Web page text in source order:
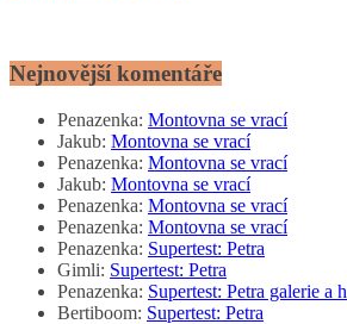
Nejnovější komentáře
Penazenka: Montovna se vrací
Jakub: Montovna se vrací
Penazenka: Montovna se vrací
Jakub: Montovna se vrací
Penazenka: Montovna se vrací
Penazenka: Montovna se vrací
Penazenka: Supertest: Petra
Gimli: Supertest: Petra
Penazenka: Supertest: Petra galerie a
Bertiboom: Supertest: Petra